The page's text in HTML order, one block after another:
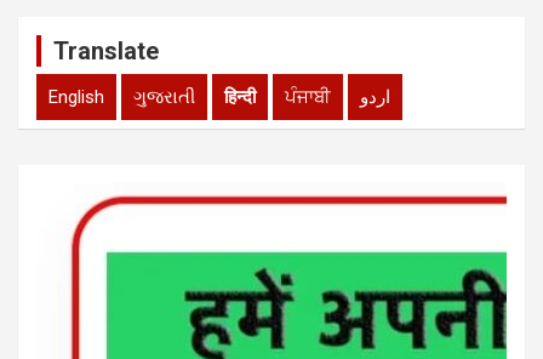
Translate
English ગુજરાતી हिन्दी ਪੰਜਾਬੀ اردو